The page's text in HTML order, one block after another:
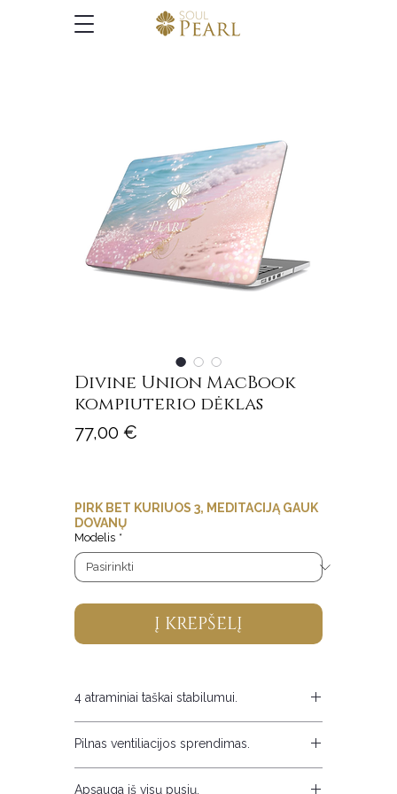
Divine Union MacBook
kompiuterio dėklas
77,00 €
PIRK BET KURIUOS 3, MEDITACIJĄ GAUK
DOVANŲ
Modelis *
Į KREPŠELĮ
4 atraminiai taškai stabilumui.
taškai užtikrina stabilumą – kompiuteris
išlieka tvirtai vietoje net ant lygių paviršių.
Pilnas ventiliacijos sprendimas.
Apsauga iš visų pusių.